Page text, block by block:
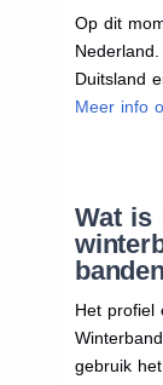
Op dit
Duitsland
Meer info
Wat is
Het profiel
gebruik